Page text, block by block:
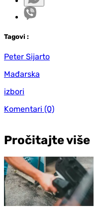
Tagovi :
Peter Sijarto
Mađarska
izbori
Komentari (0)
Pročitajte više